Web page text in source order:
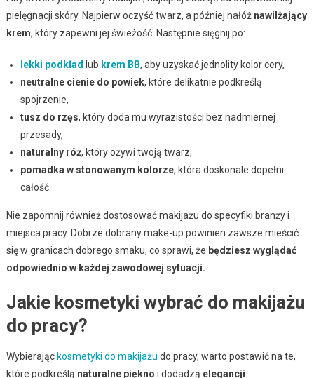
pielęgnacji skóry. Najpierw oczyść twarz, a później nałóż nawilżający
krem, który zapewni jej świeżość. Następnie sięgnij po:
lekki podkład lub krem BB, aby uzyskać jednolity kolor cery,
neutralne cienie do powiek, które delikatnie podkreślą
spojrzenie,
tusz do rzęs, który doda mu wyrazistości bez nadmiernej
przesady,
naturalny róż, który ożywi twoją twarz,
pomadka w stonowanym kolorze, która doskonale dopełni
całość.
Nie zapomnij również dostosować makijażu do specyfiki branży i
miejsca pracy. Dobrze dobrany make-up powinien zawsze mieścić
się w granicach dobrego smaku, co sprawi, że będziesz wyglądać
odpowiednio w każdej zawodowej sytuacji.
Jakie kosmetyki wybrać do makijażu
do pracy?
Wybierając kosmetyki do makijażu do pracy, warto postawić na te,
które podkreślą naturalne piękno i dodadzą elegancji